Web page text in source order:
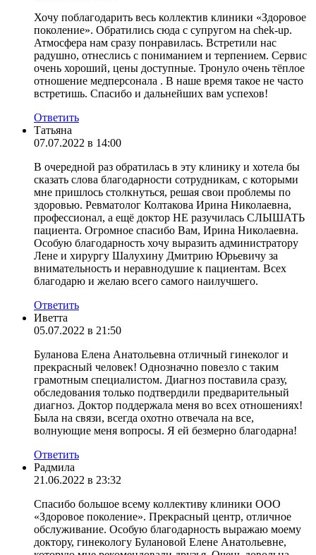
Хочу поблагодарить весь коллектив клиники «Здоровое
поколение». Обратились сюда с супругом на chek-up.
Атмосфера нам сразу понравилась. Встретили нас
радушно, отнеслись с пониманием и терпением. Сервис
очень хороший, цены доступные. Тронуло очень тёплое
отношение медперсонала . В наше время такое не часто
встретишь. Спасибо и дальнейших вам успехов!
Ответить
Татьяна
07.07.2022 в 14:00
В очередной раз обратилась в эту клинику и хотела бы
сказать слова благодарности сотрудникам, с которыми
мне пришлось столкнуться, решая свои проблемы по
здоровью. Ревматолог Колтакова Ирина Николаевна,
профессионал, а ещё доктор НЕ разучилась СЛЫШАТЬ
пациента. Огромное спасибо Вам, Ирина Николаевна.
Особую благодарность хочу выразить администратору
Лене и хирургу Шалухину Дмитрию Юрьевичу за
внимательность и неравнодушие к пациентам. Всех
благодарю и желаю всего самого наилучшего.
Ответить
Иветта
05.07.2022 в 21:50
Буланова Елена Анатольевна отличный гинеколог и
прекрасный человек! Однозначно повезло с таким
грамотным специалистом. Диагноз поставила сразу,
обследования только подтвердили предварительный
диагноз. Доктор поддержала меня во всех отношениях!
Была на связи, всегда охотно отвечала на все,
волнующие меня вопросы. Я ей безмерно благодарна!
Ответить
Радмила
21.06.2022 в 23:32
Спасибо большое всему коллективу клиники ООО
«Здоровое поколение». Прекрасный центр, отличное
обслуживание. Особую благодарность выражаю моему
доктору, гинекологу Булановой Елене Анатольевне,